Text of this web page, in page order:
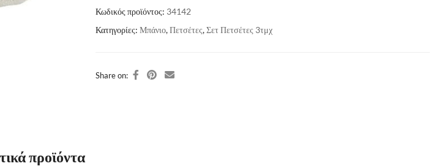
Κωδικός προϊόντος: 34142
Κατηγορίες: Μπάνιο,Πετσέτες,Σετ Πετσέτες 3τμχ
Share on:
προϊόντα